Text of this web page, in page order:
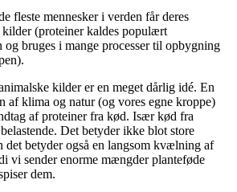
fleste mennesker i verden får deres
(proteiner kaldes populært
og bruges i mange processer til opbygning
kilder er en meget dårlig idé. En
af klima og natur (og vores egne kroppe)
af proteiner fra kød. Især kød fra
Det betyder ikke blot store
det betyder også en langsom kvælning af
vi sender enorme mængder planteføde
dem.